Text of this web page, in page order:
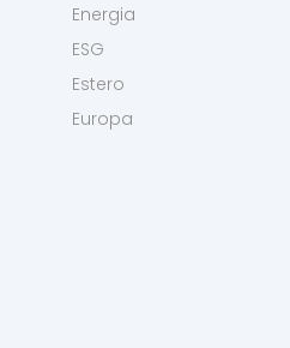
Energia
ESG
Estero
Europa